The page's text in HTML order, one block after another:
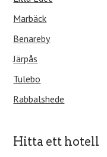
Marbäck
Benareby
Järpås
Tulebo
Rabbalshede
Hitta ett hotell